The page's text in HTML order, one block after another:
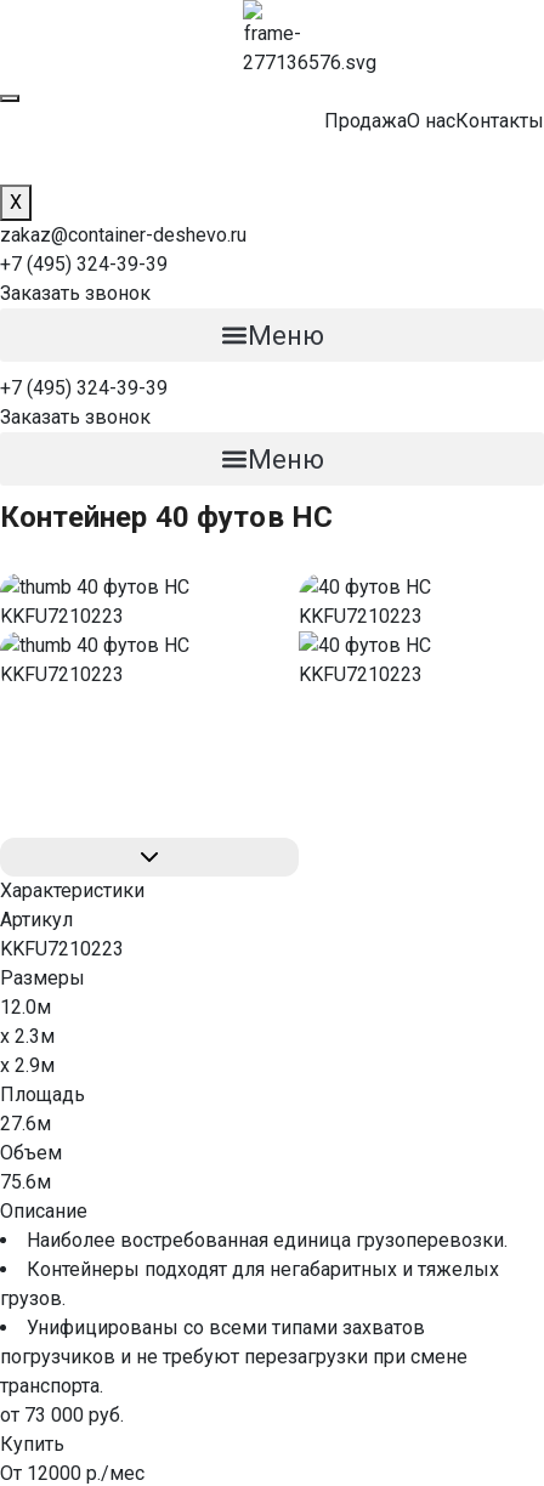
ПродажаО насКонтакты
X
zakaz@container-deshevo.ru
+7 (495) 324-39-39
Заказать звонок
Меню
+7 (495) 324-39-39
Заказать звонок
Меню
Контейнер 40 футов HC
Характеристики
Артикул
KKFU7210223
Размеры
12.0м
x 2.3м
x 2.9м
Площадь
27.6м
Объем
75.6м
Описание
Наиболее востребованная единица грузоперевозки.
Контейнеры подходят для негабаритных и тяжелых
грузов.
Унифицированы со всеми типами захватов
погрузчиков и не требуют перезагрузки при смене
транспорта.
от 73 000 руб.
Купить
От 12000 р./мес